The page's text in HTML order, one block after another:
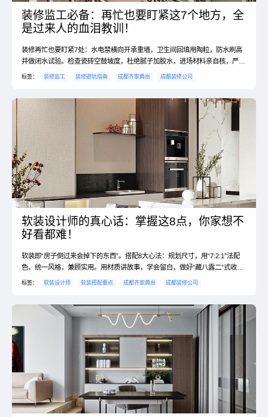
装修监工必备：再忙也要盯紧这7个地方，全
是过来人的血泪教训！
装修再忙也要盯紧7处：水电禁横向开承重墙，卫生间回填用陶粒，防水刷高
并做闭水试验。检查瓷砖空鼓坡度，杜绝腻子加胶水，进场材料亲自核，严禁
垃圾入下水道。#装修监工 #避坑经验
标签： 装修监工 装修避坑指南 成都齐家典尚 成都装修公司
软装设计师的真心话：掌握这8点，你家想不
好看都难！
软装即“房子倒过来会掉下的东西”。搭配8大心法：规划尺寸，用“7:2:1”法配
色，统一风格，兼顾实用。用材质讲故事，学会留白，做好“藏八露二”式收
纳，大件软装定基调。#软装搭配 #家居设计
标签： 软装设计师 软装搭配要点 成都齐家典尚 成都装修公司